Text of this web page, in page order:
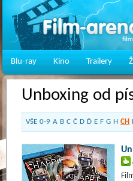
Blu-ray Kino Trailery
Unboxing od
VŠE 0-9 A B C Č D Ď E F G H CH I